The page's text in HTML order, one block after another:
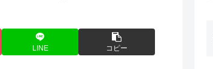
LINE コピー